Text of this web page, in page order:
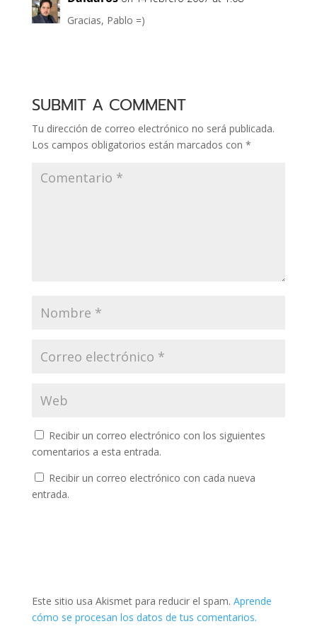
Gracias, Pablo =)
SUBMIT A COMMENT
Tu dirección de correo electrónico no será publicada.
Los campos obligatorios están marcados con *
Recibir un correo electrónico con los siguientes
comentarios a esta entrada.
Recibir un correo electrónico con cada nueva
entrada.
Este sitio usa Akismet para reducir el spam. Aprende
cómo se procesan los datos de tus comentarios.